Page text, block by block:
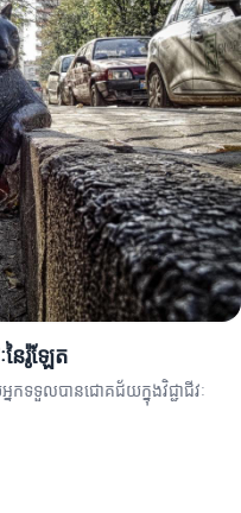
ៃរ៉ូឡែត
ទទួលបានជោគជ័យក្នុងវិជ្ជាជីវៈ